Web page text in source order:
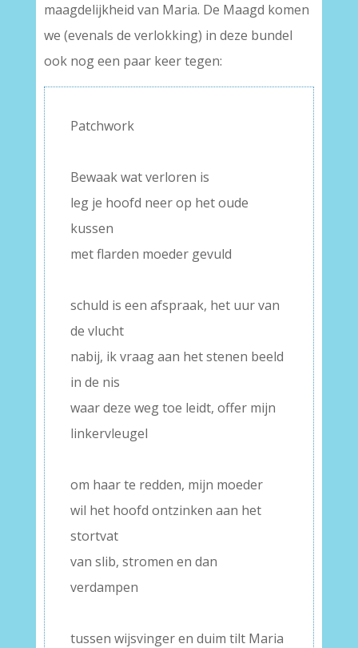
maagdelijkheid van Maria. De Maagd komen
we (evenals de verlokking) in deze bundel
ook nog een paar keer tegen:
Patchwork
Bewaak wat verloren is
leg je hoofd neer op het oude
kussen
met flarden moeder gevuld
schuld is een afspraak, het uur van
de vlucht
nabij, ik vraag aan het stenen beeld
in de nis
waar deze weg toe leidt, offer mijn
linkervleugel
om haar te redden, mijn moeder
wil het hoofd ontzinken aan het
stortvat
van slib, stromen en dan
verdampen
tussen wijsvinger en duim tilt Maria